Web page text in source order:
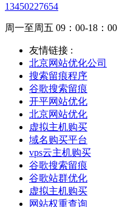
13450227654
周一至周五 09：00-18：00
友情链接 :
北京网站优化公司
搜索留痕程序
谷歌搜索留痕
开平网站优化
北京网站优化
虚拟主机购买
域名购买平台
vps云主机购买
谷歌搜索留痕
谷歌站群优化
虚拟主机购买
网站权重查询